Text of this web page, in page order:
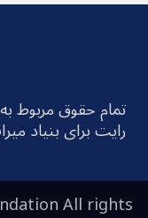
تمام حقوق مربوط
رایت برای بنیاد
All rights